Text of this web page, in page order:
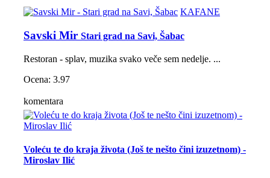
KAFANE
Savski Mir Stari grad na Savi, Šabac
Restoran - splav, muzika svako veče sem nedelje. ...
Ocena: 3.97
komentara
Voleću te do kraja života (Još te nešto čini izuzetnom) -
Miroslav Ilić